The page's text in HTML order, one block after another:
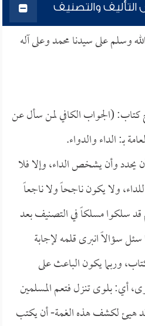
التأليف والتصنيف
وسلم على سيدنا محمد وعلى آله
(الجواب الكافي لمن سأل عن
بـ: الداء والدواء.
يحدد وأن يشخص الداء، وإلا فلا
ولا يكون ناجحاً ولا ناجعاً
قد سلكوا مسلكاً في التصنيف بعد
سؤالاً انبرى قلمه لإجابة
وربما يكون الباعث على
أي: بلوى تنزل فتعم المسلمين
هيئ لكشف هذه الغمة- أن يكتب